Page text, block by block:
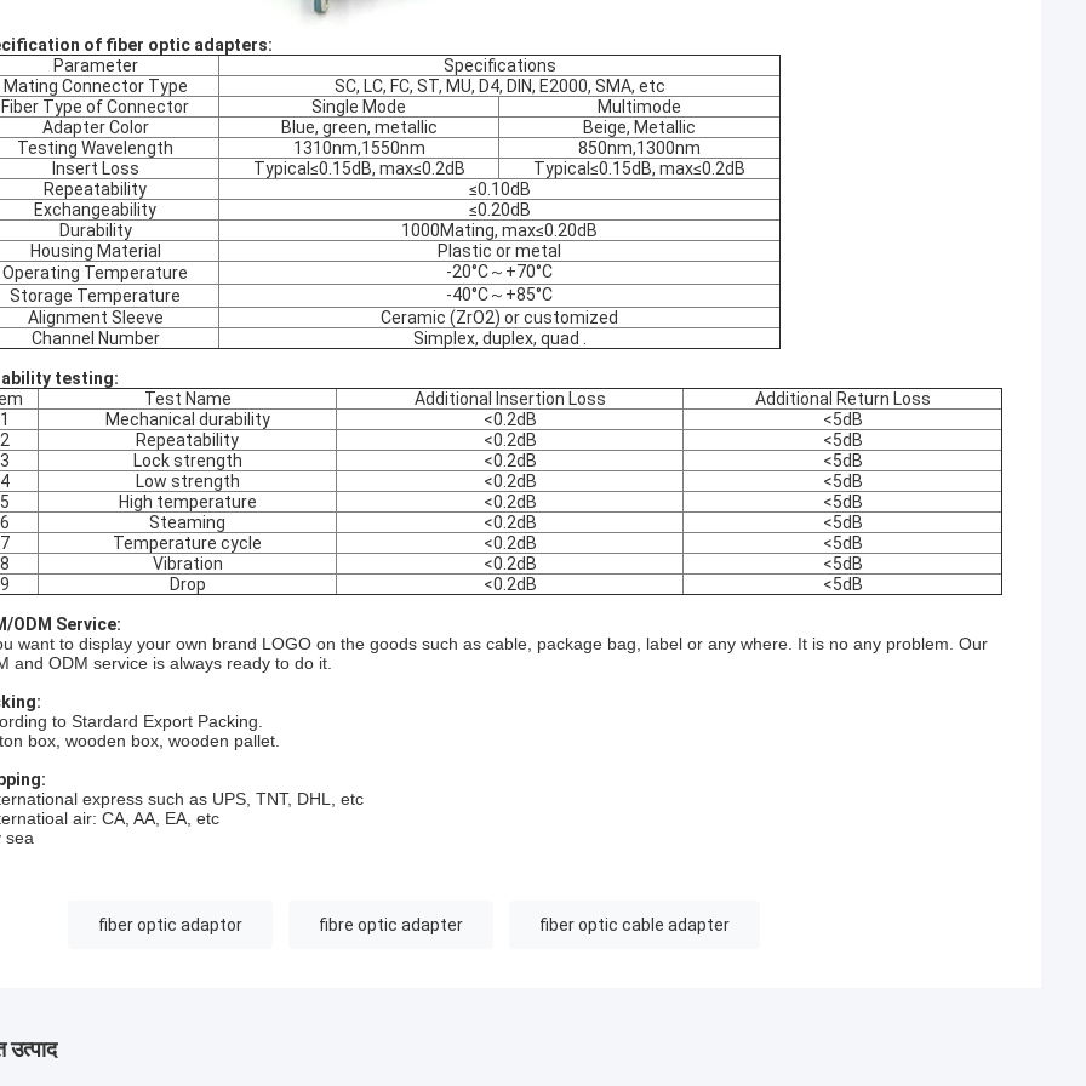
of fiber optic adapters:
Parameter
Specifications
Mating Connector Type
SC, LC, FC, ST, MU, D4, DIN, E2000, SMA, etc
Fiber Type of Connector
Single Mode
Multimode
Adapter Color
Blue, green, metallic
Beige, Metallic
Testing Wavelength
1310nm,1550nm
850nm,1300nm
Insert Loss
Typical≤0.15dB, max≤0.2dB
Typical≤0.15dB, max≤0.2dB
Repeatability
≤0.10dB
Exchangeability
≤0.20dB
Durability
1000Mating, max≤0.20dB
Housing Material
Plastic or metal
Operating Temperature
-20°C～+70°C
Storage Temperature
-40°C～+85°C
Alignment Sleeve
Ceramic (ZrO2) or customized
Channel Number
Simplex, duplex, quad .
testing:
Test Name Additional Insertion Loss
Additional Return Loss
1
Mechanical durability <0.2dB
<5dB
2
Repeatability <0.2dB
<5dB
3
Lock strength <0.2dB
<5dB
4
Low strength <0.2dB
<5dB
5
High temperature <0.2dB
<5dB
6
Steaming <0.2dB
<5dB
7
Temperature cycle <0.2dB
<5dB
8
Vibration <0.2dB
<5dB
9
Drop <0.2dB <5dB
ODM Service:
want to display your own brand LOGO on the goods such as cable, package bag, label or any where. It is no any problem. Our
and ODM service is always ready to do it.
to Stardard Export Packing.
box, wooden box, wooden pallet.
express such as UPS, TNT, DHL, etc
air: CA, AA, EA, etc
sea
fiber optic adaptor fibre optic adapter fiber optic cable adapter